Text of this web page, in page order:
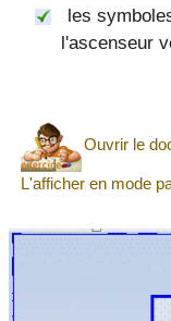
les
l'ascenseur
Ouvrir le
L'afficher en mode